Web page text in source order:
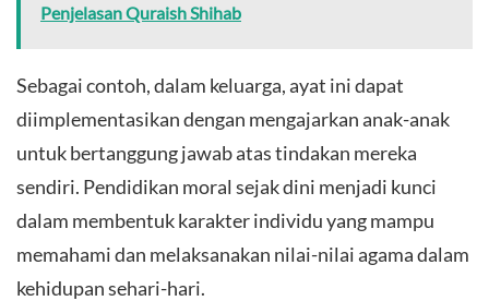
Penjelasan Quraish Shihab
Sebagai contoh, dalam keluarga, ayat ini dapat
diimplementasikan dengan mengajarkan anak-anak
untuk bertanggung jawab atas tindakan mereka
sendiri. Pendidikan moral sejak dini menjadi kunci
dalam membentuk karakter individu yang mampu
memahami dan melaksanakan nilai-nilai agama dalam
kehidupan sehari-hari.